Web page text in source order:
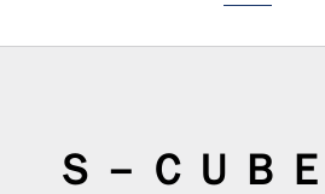
Ｓ－ＣＵＢ